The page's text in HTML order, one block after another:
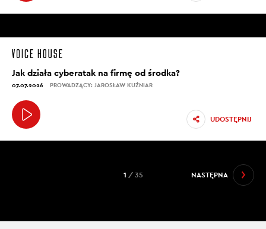
Jak działa cyberatak na firmę od środka?
07.07.2026 PROWADZĄCY: JAROSŁAW KUŹNIAR
UDOSTĘPNIJ
NASTĘPNA
1 / 35